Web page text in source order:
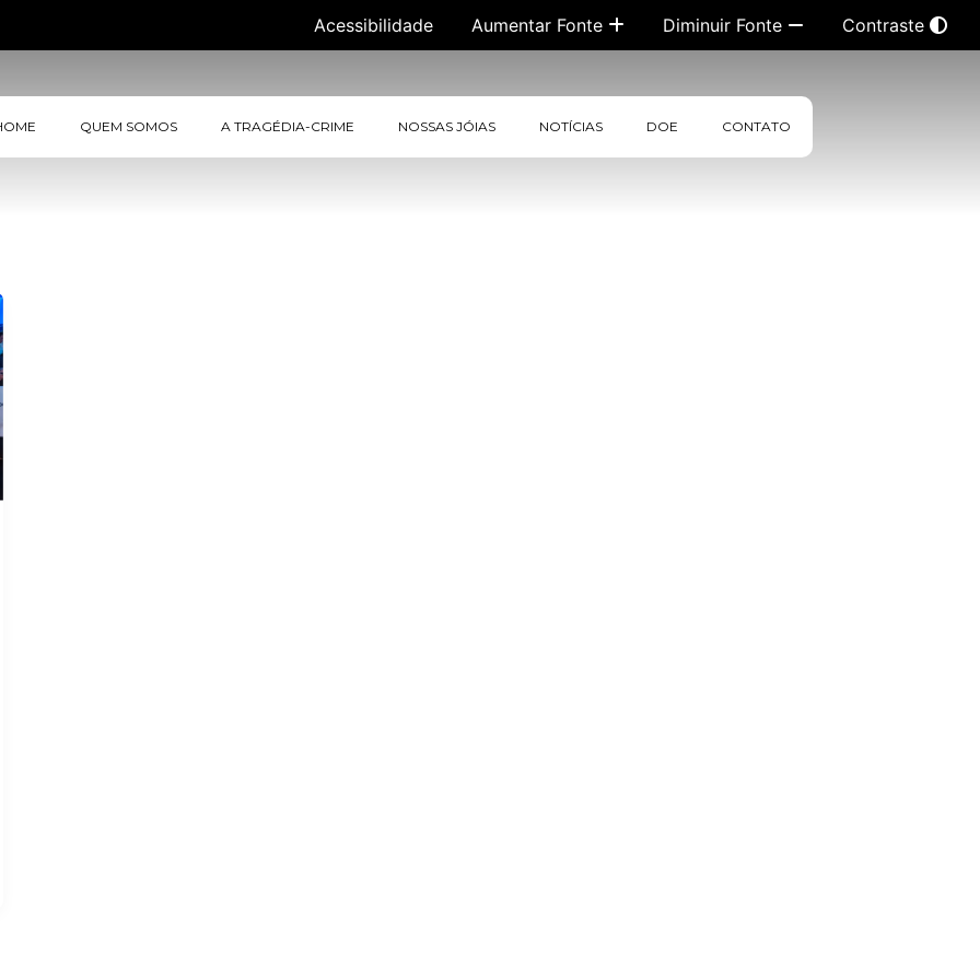
Acessibilidade Aumentar Fonte Diminuir Fonte Contraste
QUEM SOMOS A TRAGÉDIA-CRIME NOSSAS JÓIAS NOTÍCIAS DOE CONTATO